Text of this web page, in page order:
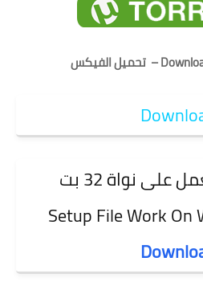
نواة 32 بت
Setup File Work